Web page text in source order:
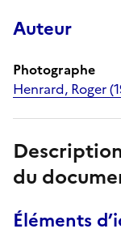
Auteur
Photographe
Henrard, Roger
du
Éléments